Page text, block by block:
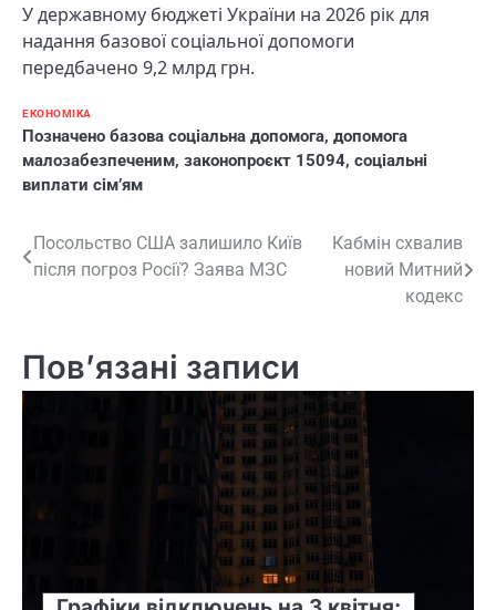
У державному бюджеті України на 2026 рік для
надання базової соціальної допомоги
передбачено 9,2 млрд грн.
ЕКОНОМІКА
Позначено базова соціальна допомога, допомога
малозабезпеченим, законопроєкт 15094, соціальні
виплати сім’ям
Навігація
записів
Посольство США залишило Київ
після погроз Росії? Заява МЗС
Кабмін схвалив
новий Митний
кодекс
Пов’язані записи